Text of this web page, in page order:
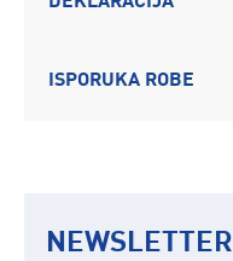
ISPORUKA ROBE
NEWSLETTER